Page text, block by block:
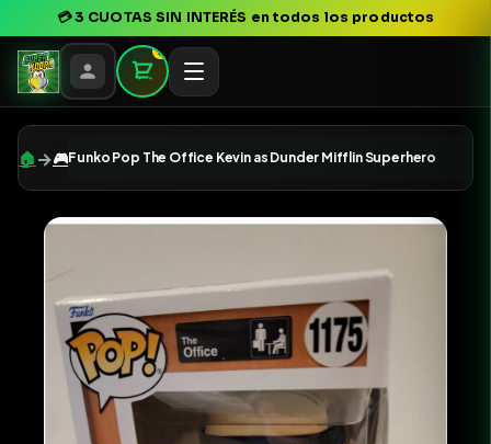
💳3 CUOTAS SIN INTERÉS en todos los productos
0
🏠 →🎮Funko Pop The Office Kevin as Dunder Mifflin Superhero